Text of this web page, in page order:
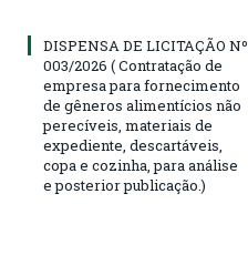
DISPENSA DE LICITAÇÃO Nº
003/2026 ( Contratação de
empresa para fornecimento
de gêneros alimentícios não
perecíveis, materiais de
expediente, descartáveis,
copa e cozinha, para análise
e posterior publicação.)